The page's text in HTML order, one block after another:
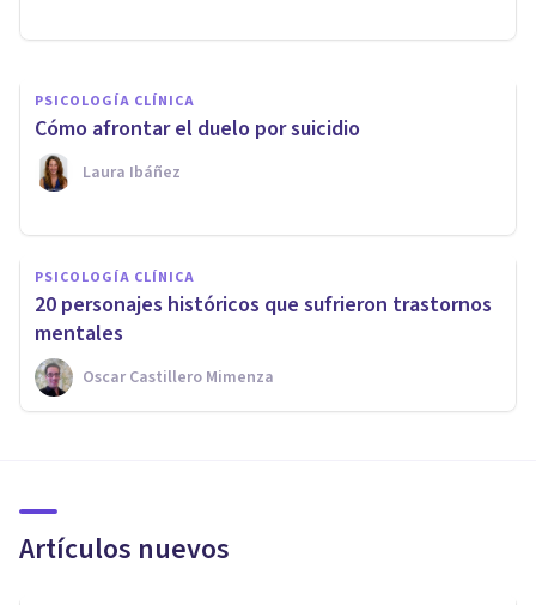
PSICOLOGÍA CLÍNICA
Cómo afrontar el duelo por suicidio
Laura Ibáñez
PSICOLOGÍA CLÍNICA
20 personajes históricos que sufrieron trastornos
mentales
Oscar Castillero Mimenza
Artículos nuevos